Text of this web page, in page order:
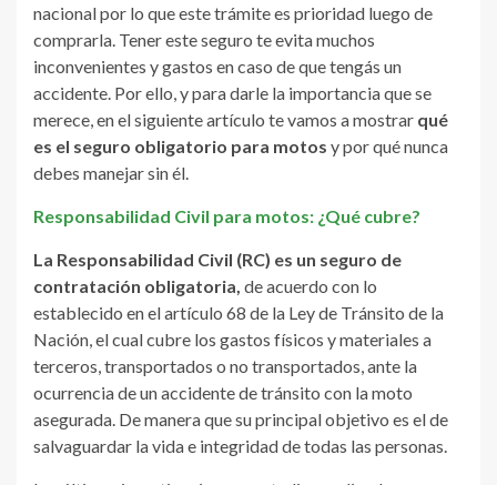
nacional por lo que este trámite es prioridad luego de
comprarla. Tener este seguro te evita muchos
inconvenientes y gastos en caso de que tengás un
accidente. Por ello, y para darle la importancia que se
merece, en el siguiente artículo te vamos a mostrar qué
es el seguro obligatorio para motos y por qué nunca
debes manejar sin él.
Responsabilidad Civil para motos: ¿Qué cubre?
La Responsabilidad Civil (RC) es un seguro de
contratación obligatoria, de acuerdo con lo
establecido en el artículo 68 de la Ley de Tránsito de la
Nación, el cual cubre los gastos físicos y materiales a
terceros, transportados o no transportados, ante la
ocurrencia de un accidente de tránsito con la moto
asegurada. De manera que su principal objetivo es el de
salvaguardar la vida e integridad de todas las personas.